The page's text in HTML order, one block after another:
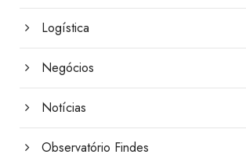
Logística
Negócios
Notícias
Observatório Findes